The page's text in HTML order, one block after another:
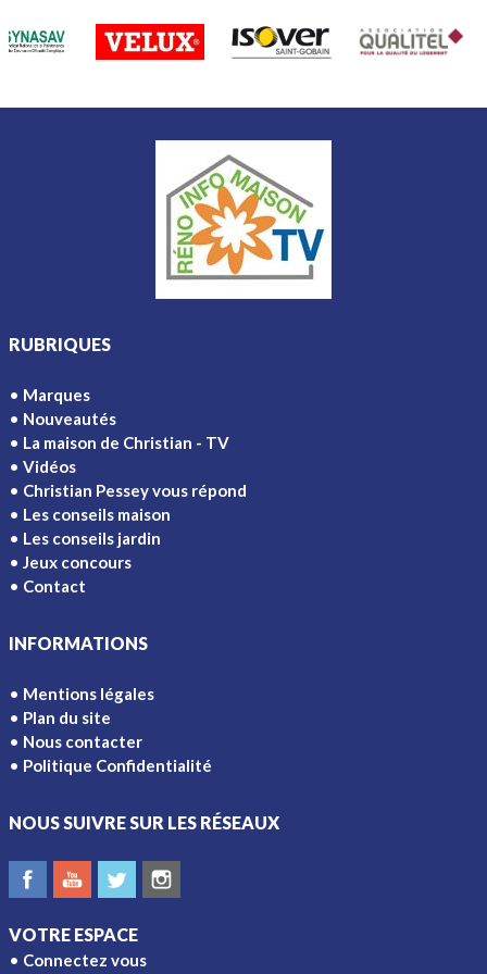
RUBRIQUES
Marques
Nouveautés
La maison de Christian - TV
Vidéos
Christian Pessey vous répond
Les conseils maison
Les conseils jardin
Jeux concours
Contact
INFORMATIONS
Mentions légales
Plan du site
Nous contacter
Politique Confidentialité
NOUS SUIVRE SUR LES RÉSEAUX
VOTRE ESPACE
Connectez vous